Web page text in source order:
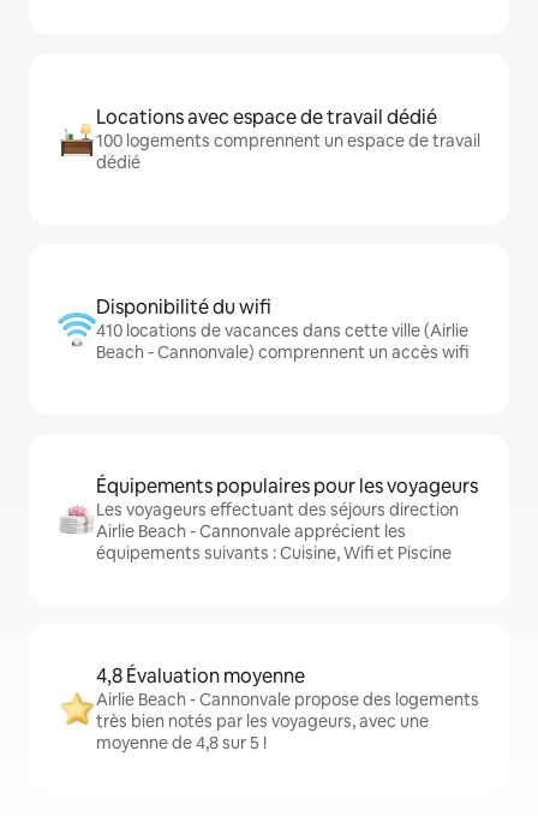
Locations avec espace de travail dédié
100 logements comprennent un espace de travail
dédié
Disponibilité du wifi
410 locations de vacances dans cette ville (Airlie
Beach - Cannonvale) comprennent un accès wifi
Équipements populaires pour les voyageurs
Les voyageurs effectuant des séjours direction
Airlie Beach - Cannonvale apprécient les
équipements suivants : Cuisine, Wifi et Piscine
4,8 Évaluation moyenne
Airlie Beach - Cannonvale propose des logements
très bien notés par les voyageurs, avec une
moyenne de 4,8 sur 5 !